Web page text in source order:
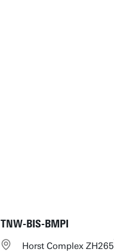
TNW-BIS-BMPI
Horst Complex ZH265